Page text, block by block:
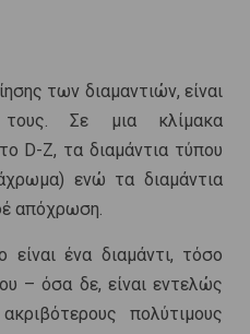
των διαμαντιών, είναι
Σε μια κλίμακα
D-Z, τα διαμάντια τύπου
ενώ τα διαμάντια
απόχρωση.
ένα διαμάντι, τόσο
– όσα δε, είναι εντελώς
πολύτιμους